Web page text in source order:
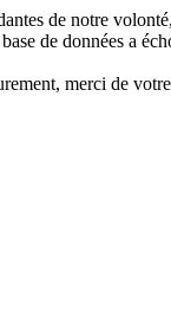
de notre
de données a
merci de